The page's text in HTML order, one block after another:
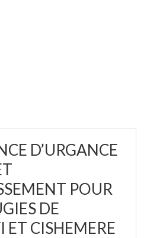
D’URGANCE
POUR
DE
ET CISHEMERE